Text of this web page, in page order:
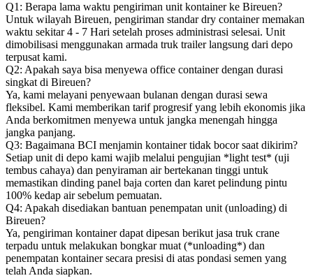
Q1: Berapa lama waktu pengiriman unit kontainer ke Bireuen?
Untuk wilayah Bireuen, pengiriman standar dry container memakan
waktu sekitar 4 - 7 Hari setelah proses administrasi selesai. Unit
dimobilisasi menggunakan armada truk trailer langsung dari depo
terpusat kami.
Q2: Apakah saya bisa menyewa office container dengan durasi
singkat di Bireuen?
Ya, kami melayani penyewaan bulanan dengan durasi sewa
fleksibel. Kami memberikan tarif progresif yang lebih ekonomis jika
Anda berkomitmen menyewa untuk jangka menengah hingga
jangka panjang.
Q3: Bagaimana BCI menjamin kontainer tidak bocor saat dikirim?
Setiap unit di depo kami wajib melalui pengujian *light test* (uji
tembus cahaya) dan penyiraman air bertekanan tinggi untuk
memastikan dinding panel baja corten dan karet pelindung pintu
100% kedap air sebelum pemuatan.
Q4: Apakah disediakan bantuan penempatan unit (unloading) di
Bireuen?
Ya, pengiriman kontainer dapat dipesan berikut jasa truk crane
terpadu untuk melakukan bongkar muat (*unloading*) dan
penempatan kontainer secara presisi di atas pondasi semen yang
telah Anda siapkan.